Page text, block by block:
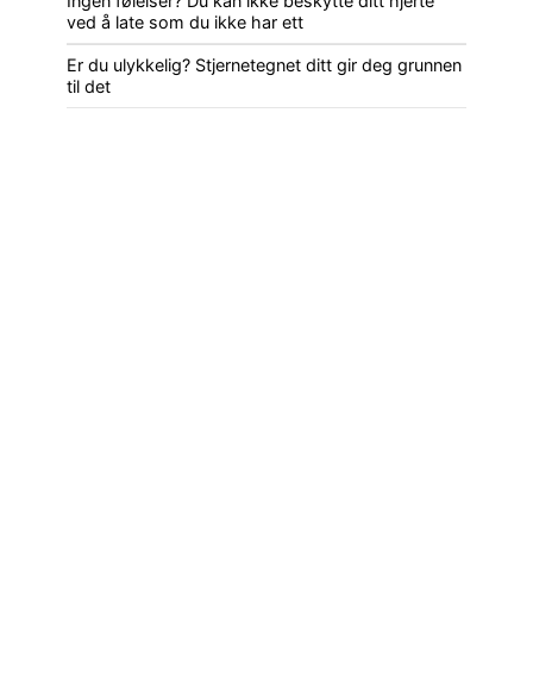
ved å late som du ikke har ett
Er du ulykkelig? Stjernetegnet ditt gir deg grunnen
til det